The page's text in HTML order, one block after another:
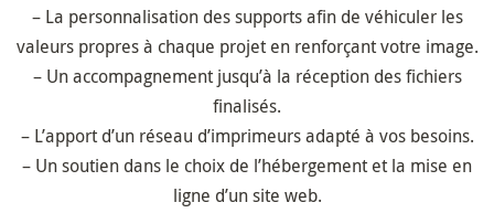
– La personnalisation des supports afin de véhiculer les
valeurs propres à chaque projet en renforçant votre image.
– Un accompagnement jusqu’à la réception des fichiers
finalisés.
– L’apport d’un réseau d’imprimeurs adapté à vos besoins.
– Un soutien dans le choix de l’hébergement et la mise en
ligne d’un site web.